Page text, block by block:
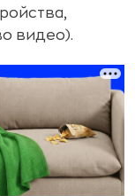
видео).